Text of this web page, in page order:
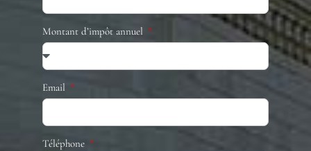
Montant d’impôt annuel
Email
Téléphone